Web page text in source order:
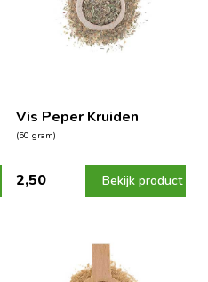
Vis Peper Kruiden
(50 gram)
2,50 Bekijk product